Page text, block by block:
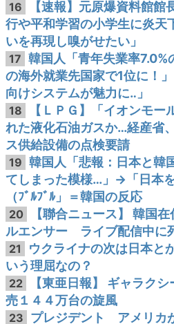
16
【速報】元原爆資料館
行や平和学習の小学生に炎天
いを再現し嗅がせたい」
17 韓国人「青年失業率7.0%
の海外就業先国家で1位に！
向けシステムが魅力に‥」
18
【ＬＰＧ】「イオンモ
れた液化石油ガスか…経産省
ス供給設備の点検要請
19 韓国人「悲報：日本と韓
てしまった模様…」→「日本
（ﾌﾞﾙﾌﾞﾙ」＝韓国の反応
20
【聯合ニュース】 韓国
ルエンサー ライブ配信中に
21
ウクライナの次は日本と
いう理屈なの？
22
【東亜日報】 ギャラク
売１４４万台の旋風
23 プレジデント アメリカ